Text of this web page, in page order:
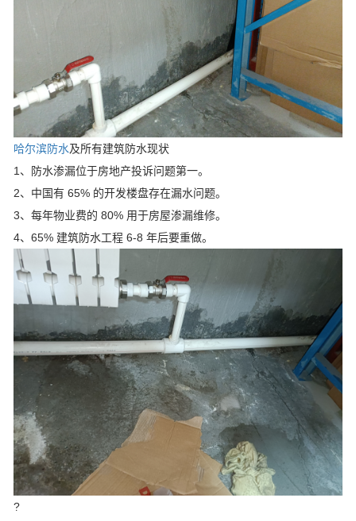
哈尔滨防水及所有建筑防水现状
1、防水渗漏位于房地产投诉问题第一。
2、中国有 65% 的开发楼盘存在漏水问题。
3、每年物业费的 80% 用于房屋渗漏维修。
4、65% 建筑防水工程 6-8 年后要重做。
?